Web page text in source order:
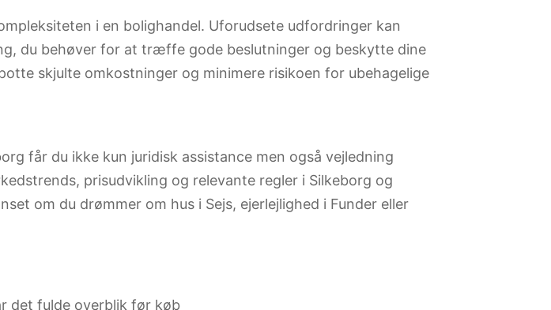
i en bolighandel. Uforudsete udfordringer kan
du behøver for at træffe gode beslutninger og beskytte dine
skjulte omkostninger og minimere risikoen for ubehagelige
får du ikke kun juridisk assistance men også vejledning
prisudvikling og relevante regler i Silkeborg og
om du drømmer om hus i Sejs, ejerlejlighed i Funder eller
det fulde overblik før køb